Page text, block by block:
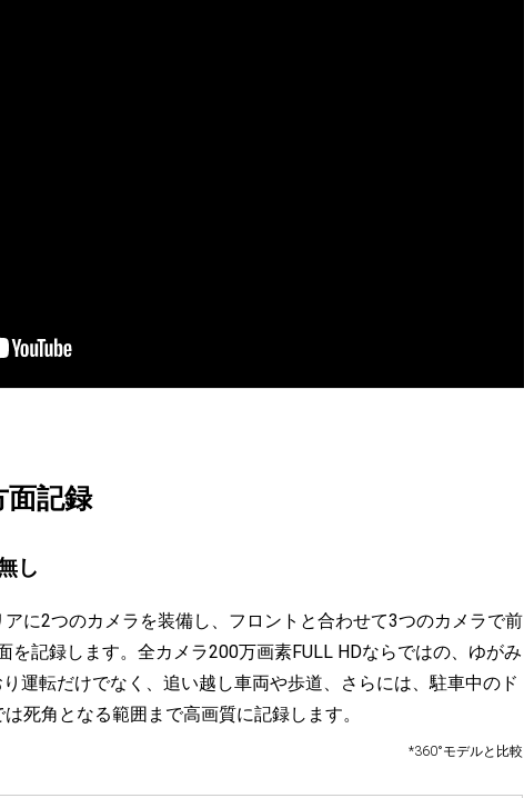
記録
し
に2つのカメラを装備し、フロントと合わせて3つのカメラで前
を記録します。全カメラ200万画素FULL HDならではの、ゆがみ
運転だけでなく、追い越し車両や歩道、さらには、駐車中のド
死角となる範囲まで高画質に記録します。
*360°モデルと比較